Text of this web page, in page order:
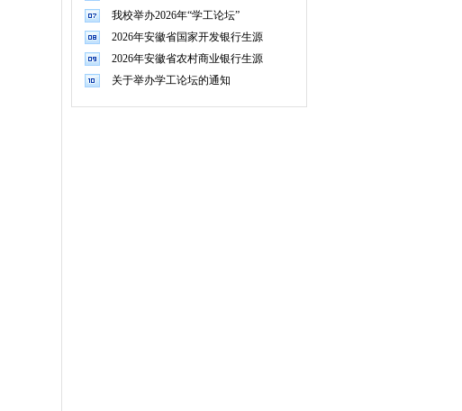
我校举办2026年“学工论坛”
2026年安徽省国家开发银行生源
2026年安徽省农村商业银行生源
关于举办学工论坛的通知